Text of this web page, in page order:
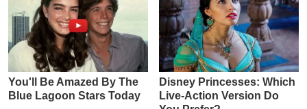
म
-
पे
प
र